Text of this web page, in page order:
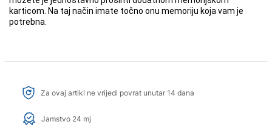
karticom. Na taj način imate točno onu memoriju koja vam je
potrebna.
Za ovaj artikl ne vrijedi povrat unutar 14 dana
Jamstvo 24 mj